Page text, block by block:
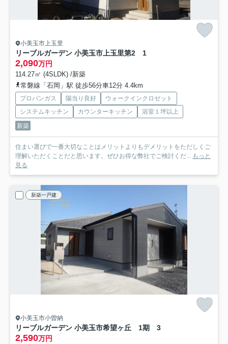
小美玉市上玉里
リーブルガーデン 小美玉市上玉里第2 1
2,090万円
114.27㎡ (4SLDK) /新築
常磐線「石岡」駅 徒歩56分車12分 4.4km
プロパンガス 陽当り良好
ウォークインクロゼット
システムキッチン
カウンターキッチン
浴室１坪以上
新築
住まい選びで一番大切なことはメリットよりもデメリットをただしくご
理解いただくことだと思います。ぜひお得な弊社でご検討くだ... もっと
見る
新築一戸建
小美玉市小曽納
リーブルガーデン 小美玉市希望ヶ丘 1期 3
2,590万円